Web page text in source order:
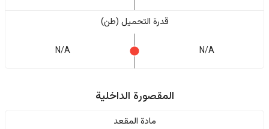
قدرة التحميل (طن)
N/A
N/A
المقصورة الداخلية
مادة المقعد